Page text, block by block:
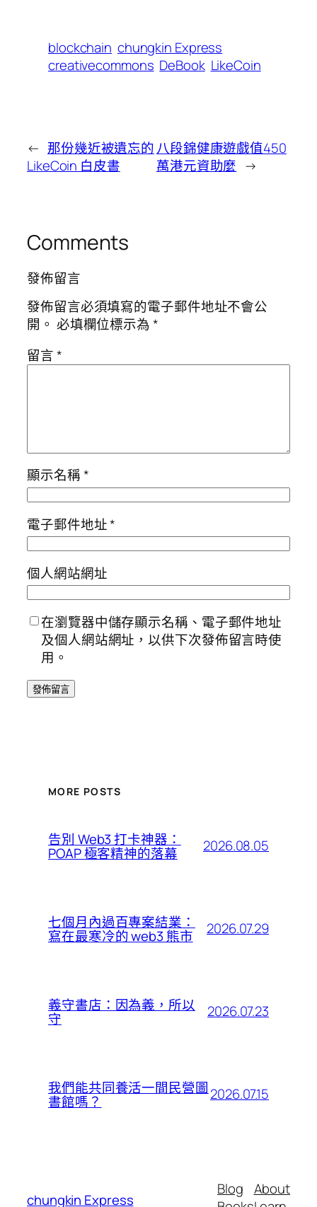
blockchain chungkin Express
creativecommons DeBook LikeCoin
← 那份幾近被遺忘的
LikeCoin 白皮書
八段錦健康遊戲值450
萬港元資助麼 →
Comments
發佈留言
發佈留言必須填寫的電子郵件地址不會公
開。 必填欄位標示為*
留言*
顯示名稱*
電子郵件地址*
個人網站網址
在瀏覽器中儲存顯示名稱、電子郵件地址
及個人網站網址，以供下次發佈留言時使
用。
MORE POSTS
告別 Web3 打卡神器：
POAP 極客精神的落幕 2026.08.05
七個月內過百專案結業：
寫在最寒冷的 web3 熊市 2026.07.29
義守書店：因為義，所以
守 2026.07.23
我們能共同養活一間民營圖
書館嗎？ 2026.07.15
chungkin Express
Blog
About